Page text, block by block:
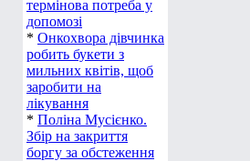
термінова потреба у
допомозі
* Онкохвора дівчинка
робить букети з
мильних квітів, щоб
заробити на
лікування
* Поліна Мусієнко.
Збір на закриття
боргу за обстеження